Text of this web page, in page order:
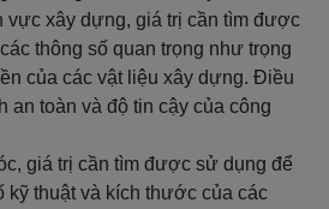
vực xây dựng, giá trị cần tìm được
thông số quan trọng như trọng
của các vật liệu xây dựng. Điều
an toàn và độ tin cậy của công
giá trị cần tìm được sử dụng để
kỹ thuật và kích thước của các